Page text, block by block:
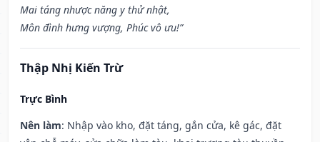
Mai táng nhược năng y thử nhật,
Môn đình hưng vượng, Phúc vô ưu!”
Thập Nhị Kiến Trừ
Trực Bình
Nên làm: Nhập vào kho, đặt táng, gắn cửa, kê gác, đặt